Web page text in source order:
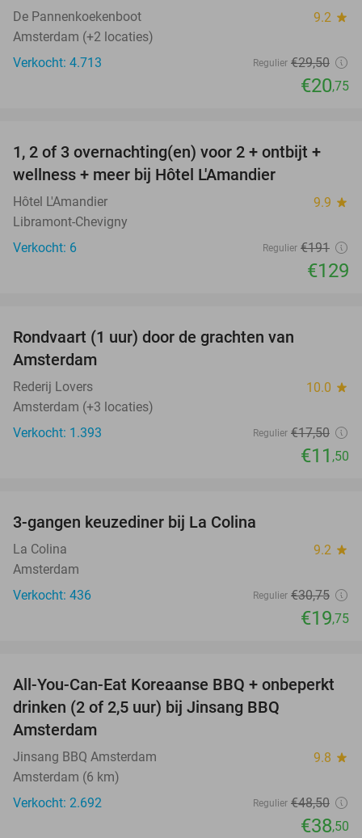
De Pannenkoekenboot 9.2 star
Amsterdam (+2 locaties)
Verkocht: 4.713
Regulier €29,50
€20,75
32%
TODAY
1, 2 of 3 overnachting(en) voor 2 + ontbijt +
wellness + meer bij Hôtel L'Amandier
Hôtel L'Amandier 9.9 star
Libramont-Chevigny
Verkocht: 6
Regulier €191
€129
Rondvaart (1 uur) door de grachten van
Amsterdam
Rederij Lovers 10.0 star
Amsterdam (+3 locaties)
Verkocht: 1.393
Regulier €17,50
€11 ,50
3-gangen keuzediner bij La Colina
La Colina 9.2 star
Amsterdam
Verkocht: 436
Regulier €30,75
€19,75
21%
All-You-Can-Eat Koreaanse BBQ + onbeperkt
drinken (2 of 2,5 uur) bij Jinsang BBQ
Amsterdam
Jinsang BBQ Amsterdam 9.8 star
Amsterdam (6 km)
Verkocht: 2.692
Regulier €48,50
€38,50